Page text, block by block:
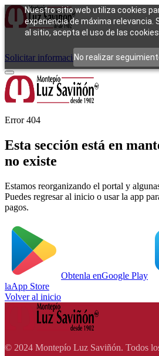
Nuestro sitio web utiliza cookies
experiencia de máxima relevancia.
al sitio, acepta el uso de las cookies.
No realizar
Cómo funcionaTipos de empeñoCompra
Solicitar información Iniciar sesión
Error 404
Esta sección está en
no existe
Estamos reorganizando el portal y
Puedes regresar al inicio o usar la app
pagos.
Obtenla enGoogle Play
laApp Store
Volver al inicio
© 2024 Montepío Luz Saviñón. Todos